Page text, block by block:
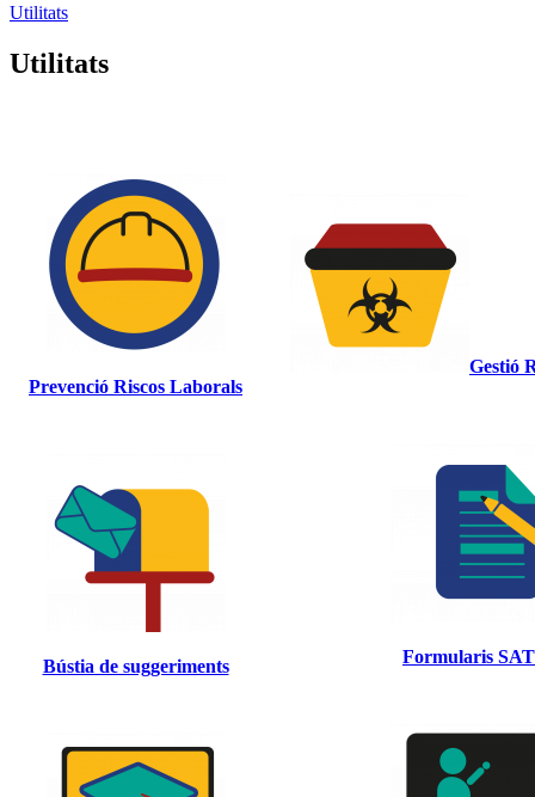
Utilitats
Utilitats
Prevenció Riscos Laborals
Gestió
Bústia de suggeriments Formularis